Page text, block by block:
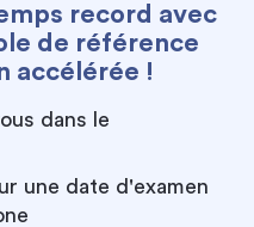
record avec
de référence
accélérée !
dans le
une date d'examen